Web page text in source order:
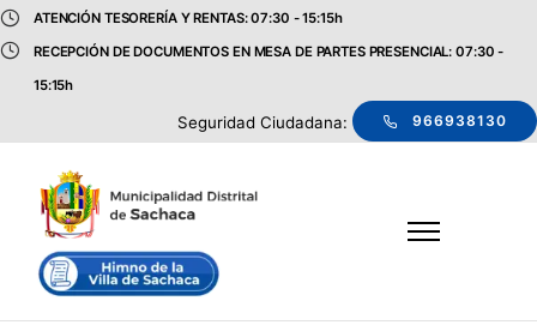
ATENCIÓN TESORERÍA Y RENTAS: 07:30 - 15:15h
RECEPCIÓN DE DOCUMENTOS EN MESA DE PARTES PRESENCIAL: 07:30 -
15:15h
Seguridad Ciudadana: 966938130